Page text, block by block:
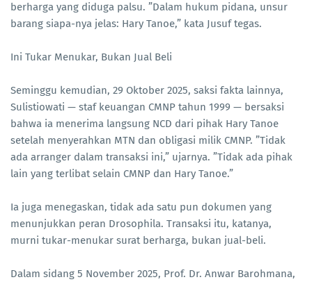
berharga yang diduga palsu. ”Dalam hukum pidana, unsur
barang siapa-nya jelas: Hary Tanoe,” kata Jusuf tegas.
Ini Tukar Menukar, Bukan Jual Beli
Seminggu kemudian, 29 Oktober 2025, saksi fakta lainnya,
Sulistiowati — staf keuangan CMNP tahun 1999 — bersaksi
bahwa ia menerima langsung NCD dari pihak Hary Tanoe
setelah menyerahkan MTN dan obligasi milik CMNP. ”Tidak
ada arranger dalam transaksi ini,” ujarnya. ”Tidak ada pihak
lain yang terlibat selain CMNP dan Hary Tanoe.”
Ia juga menegaskan, tidak ada satu pun dokumen yang
menunjukkan peran Drosophila. Transaksi itu, katanya,
murni tukar-menukar surat berharga, bukan jual-beli.
Dalam sidang 5 November 2025, Prof. Dr. Anwar Barohmana,